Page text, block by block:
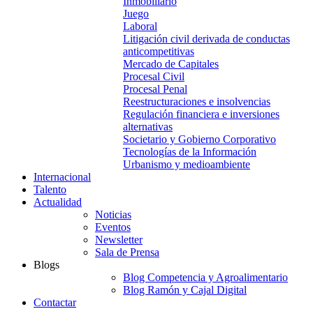
Juego
Laboral
Litigación civil derivada de conductas
anticompetitivas
Mercado de Capitales
Procesal Civil
Procesal Penal
Reestructuraciones e insolvencias
Regulación financiera e inversiones
alternativas
Societario y Gobierno Corporativo
Tecnologías de la Información
Urbanismo y medioambiente
Internacional
Talento
Actualidad
Noticias
Eventos
Newsletter
Sala de Prensa
Blogs
Blog Competencia y Agroalimentario
Blog Ramón y Cajal Digital
Contactar